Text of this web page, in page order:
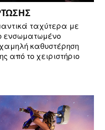
ταχύτερα με
ενσωματωμένο
καθυστέρηση
από το χειριστήριο